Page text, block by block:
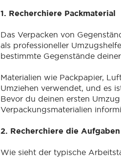
1. Recherchiere Packmaterial
Das Verpacken von
als professioneller
bestimmte Gegenstände
Materialien wie Packpapier,
Umziehen verwendet, und es
Bevor du deinen ersten
Verpackungsmaterialien
2. Recherchiere die
Wie sieht der typische